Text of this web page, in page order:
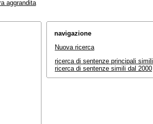
aggrandita
navigazione
Nuova ricerca
ricerca di sentenze principali simili
ricerca di sentenze simili dal 2000